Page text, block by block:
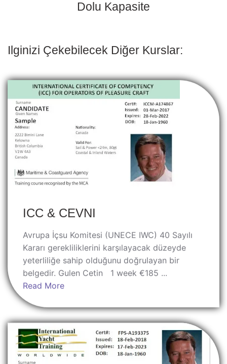
Dolu Kapasite
Ilginizi Çekebilecek Diğer Kurslar:
ICC & CEVNI
Avrupa İçsu Komitesi (UNECE IWC) 40 Sayılı
Kararı gerekliliklerini karşılayacak düzeyde
yeterliliğe sahip olduğunu doğrulayan bir
belgedir. Gulen Cetin 1 week €185 ...
Read More